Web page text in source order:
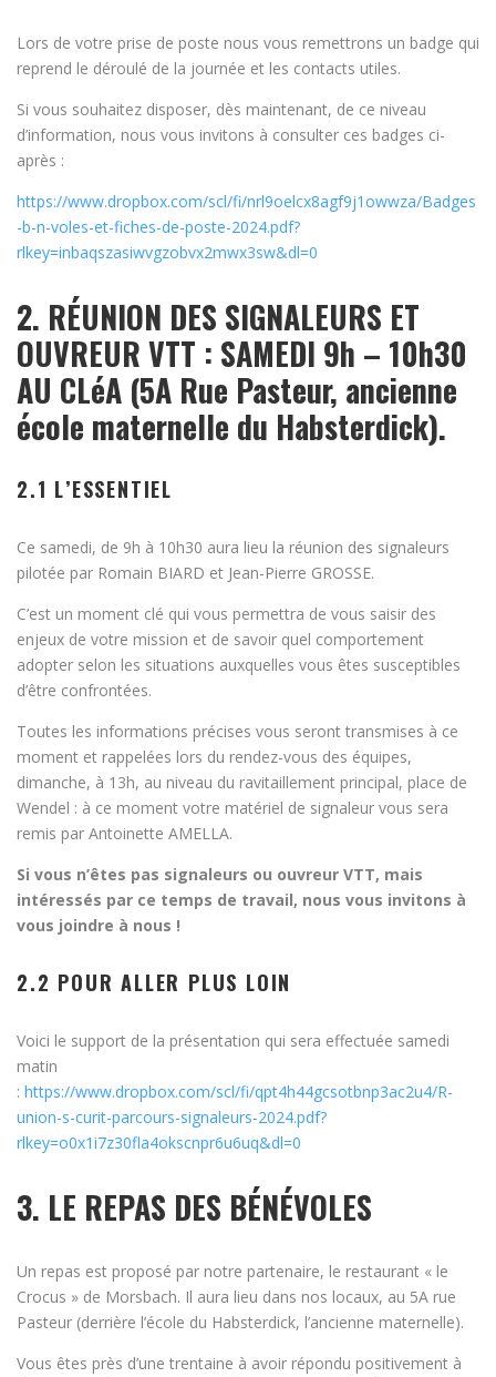
Lors de votre prise de poste nous vous remettrons un badge qui
reprend le déroulé de la journée et les contacts utiles.
Si vous souhaitez disposer, dès maintenant, de ce niveau
d’information, nous vous invitons à consulter ces badges ci-
après :
https://www.dropbox.com/scl/fi/nrl9oelcx8agf9j1owwza/Badges
-b-n-voles-et-fiches-de-poste-2024.pdf?
rlkey=inbaqszasiwvgzobvx2mwx3sw&dl=0
2. RÉUNION DES SIGNALEURS ET
OUVREUR VTT : SAMEDI 9h – 10h30
AU CLéA (5A Rue Pasteur, ancienne
école maternelle du Habsterdick).
2.1 L’ESSENTIEL
Ce samedi, de 9h à 10h30 aura lieu la réunion des signaleurs
pilotée par Romain BIARD et Jean-Pierre GROSSE.
C’est un moment clé qui vous permettra de vous saisir des
enjeux de votre mission et de savoir quel comportement
adopter selon les situations auxquelles vous êtes susceptibles
d’être confrontées.
Toutes les informations précises vous seront transmises à ce
moment et rappelées lors du rendez-vous des équipes,
dimanche, à 13h, au niveau du ravitaillement principal, place de
Wendel : à ce moment votre matériel de signaleur vous sera
remis par Antoinette AMELLA.
Si vous n’êtes pas signaleurs ou ouvreur VTT, mais
intéressés par ce temps de travail, nous vous invitons à
vous joindre à nous !
2.2 POUR ALLER PLUS LOIN
Voici le support de la présentation qui sera effectuée samedi
matin
: https://www.dropbox.com/scl/fi/qpt4h44gcsotbnp3ac2u4/R-
union-s-curit-parcours-signaleurs-2024.pdf?
rlkey=o0x1i7z30fla4okscnpr6u6uq&dl=0
3. LE REPAS DES BÉNÉVOLES
Un repas est proposé par notre partenaire, le restaurant « le
Crocus » de Morsbach. Il aura lieu dans nos locaux, au 5A rue
Pasteur (derrière l’école du Habsterdick, l’ancienne maternelle).
Vous êtes près d’une trentaine à avoir répondu positivement à